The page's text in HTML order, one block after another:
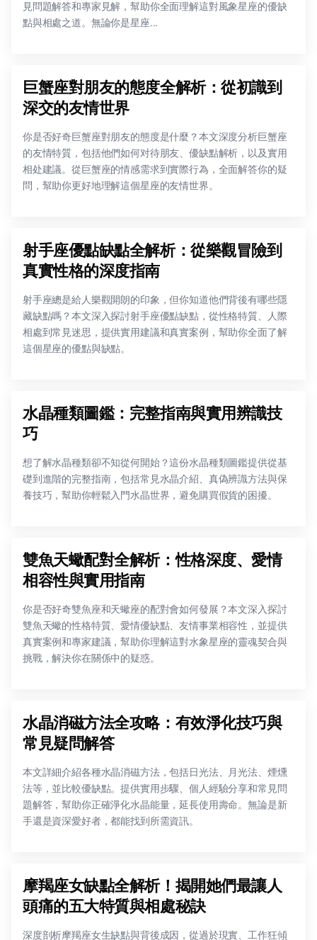
見問題解答和專家見解，幫助你全面理解這對風象星座的優缺
點與相處之道。無論你是星座...
巨蟹座對朋友的態度全解析：從初識到
深交的友情世界
你是否好奇巨蟹座對朋友的態度是什麼？本文深度分析巨蟹座
的友情特質，包括他們如何对待朋友、優缺點解析，以及實用
相处建議。從巨蟹座的情感需求到實際行為，全面解答你的疑
問，幫助你更好地理解這個星座的友情世界。
射手座優點缺點全解析：從樂觀冒險到
真實性格的深度指南
射手座總是給人樂觀開朗的印象，但你知道他們背後有哪些隱
藏缺點嗎？本文深入探討射手座優點缺點，從性格特質、人際
相處到常見迷思，提供實用建議和真實案例，幫助你全面了解
這個星座的優點與缺點。
水晶種類圖鑑：完整指南與實用辨識技
巧
想了解水晶種類卻不知從何開始？這份水晶種類圖鑑提供從基
礎到進階的完整指南，包括常見水晶介紹、真偽辨識方法與保
養技巧，幫助你輕鬆入門水晶世界，避免購買假貨的困擾。
雙魚天蠍配對全解析：性格深度、愛情
相容性與實用指南
你是否好奇雙魚座和天蠍座的配對會如何發展？本文深入探討
雙魚天蠍的性格特質、愛情優缺點、友情事業相容性，並提供
真實案例和專家建議，幫助你理解這對水象星座的靈魂契合與
挑戰，解決你在關係中的疑惑。
水晶消磁方法全攻略：有效淨化技巧與
常見疑問解答
本文詳細介紹各種水晶消磁方法，包括日光法、月光法、煙燻
法等，並比較優缺點。提供實用步驟、個人經驗分享和常見問
題解答，幫助你正確淨化水晶能量，延長使用壽命。無論是新
手還是資深愛好者，都能找到所需資訊。
摩羯座女缺點全解析！揭開她們最讓人
頭痛的五大特質與相處秘訣
深度剖析摩羯座女生缺點與背後成因，從過於現實、工作狂傾